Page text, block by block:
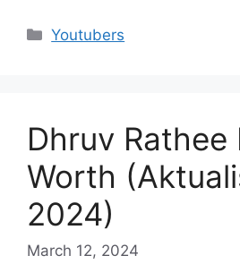
Categories
Youtubers
Dhruv Rathee
Worth
2024)
March 12, 2024